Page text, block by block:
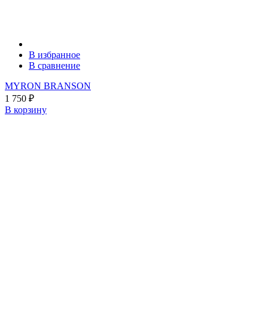
В избранное
В сравнение
MYRON BRANSON
1 750 ₽
В корзину